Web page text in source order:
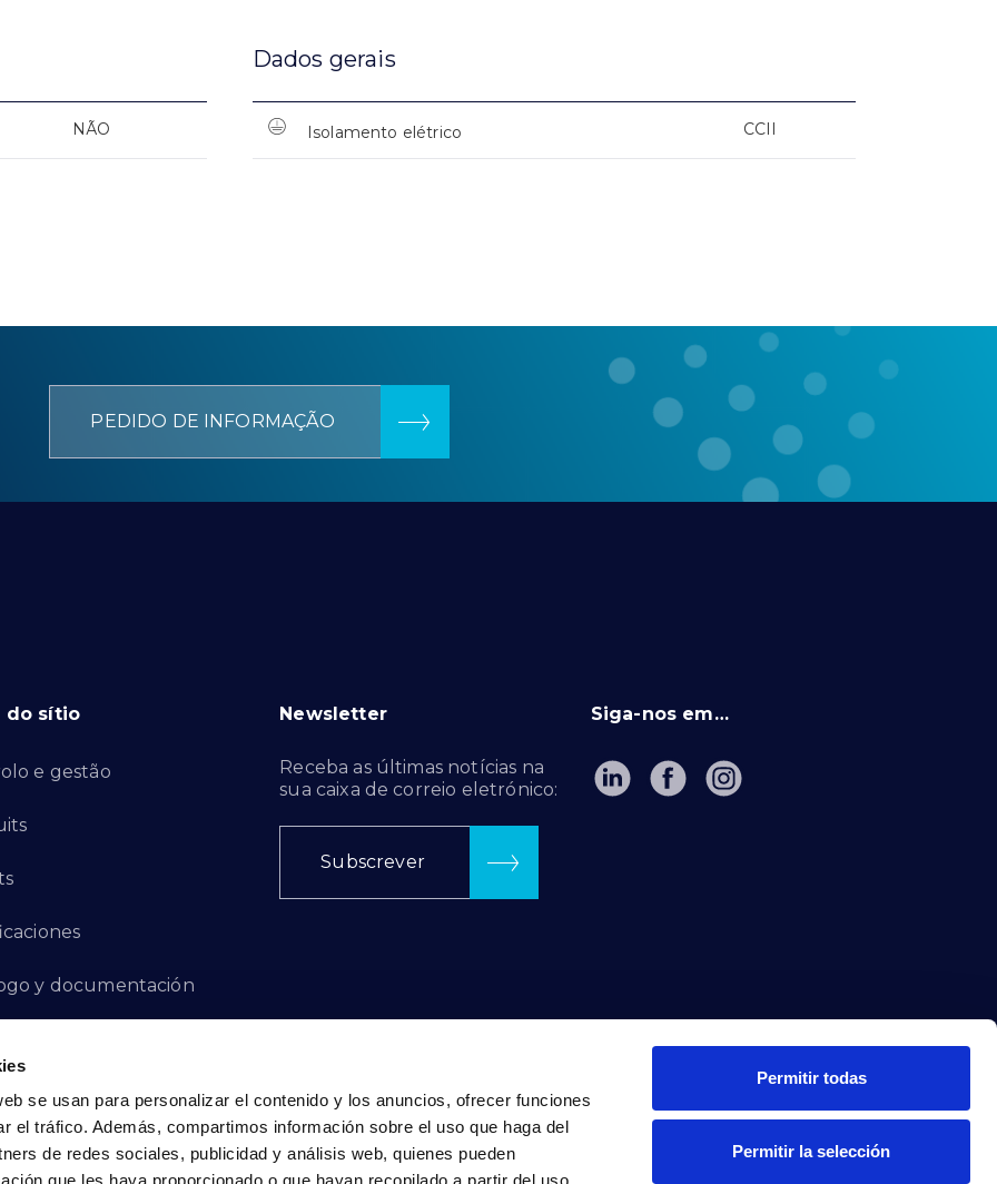
se usan para personalizar el contenido y los anuncios, ofrecer funciones
el tráfico. Además, compartimos información sobre el uso que haga del
de redes sociales, publicidad y análisis web, quienes pueden
Permitir todas
Permitir la selección
NÃO
Dados gerais
Isolamento elétrico CCII
PEDIDO DE INFORMAÇÃO
do sítio
e gestão
y documentación
de denuncias
Newsletter
Receba as últimas notícias na
sua caixa de correio eletrónico:
Subscrever
Siga-nos em…